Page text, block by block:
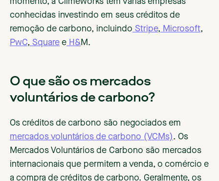
conhecidas investindo em seus créditos de
remoção de carbono, incluindo Stripe, Microsoft,
PwC, Square e H&M.
O que são os mercados
voluntários de carbono?
Os créditos de carbono são negociados em
mercados voluntários de carbono (VCMs). Os
Mercados Voluntários de Carbono são mercados
internacionais que permitem a venda, o comércio e
a compra de créditos de carbono. Geralmente, os